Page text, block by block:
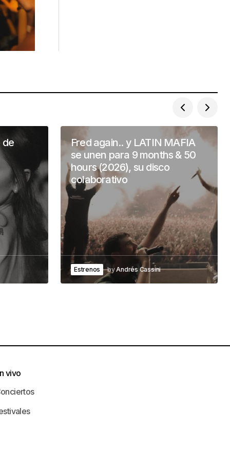
de
Fred again.. y LATIN MAFIA
se unen para 9 months & 50
hours (2026), su disco
colaborativo
Estrenos byAndrés Cassini
vivo